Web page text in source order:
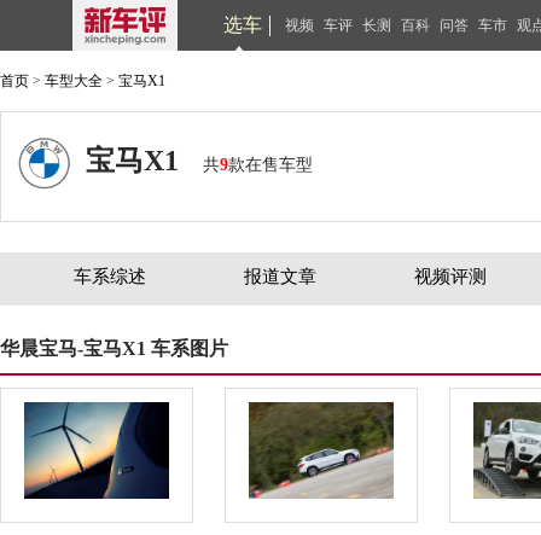
选车 视频 车评 长测 百科 问答 车市 观
首页 > 车型大全 > 宝马X1
宝马X1 共9款在售车型
车系综述 报道文章 视频评测
华晨宝马-宝马X1 车系图片